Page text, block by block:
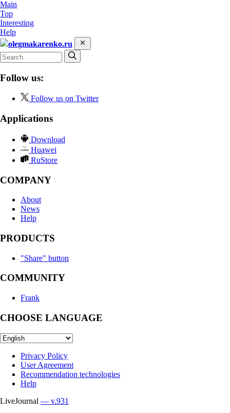
Main
Top
Interesting
Help
olegmakarenko.ru
Follow us:
Follow us on Twitter
Applications
Download
Huawei
RuStore
COMPANY
About
News
Help
PRODUCTS
"Share" button
COMMUNITY
Frank
CHOOSE LANGUAGE
Privacy Policy
User Agreement
Recommendation technologies
Help
LiveJournal — v.931